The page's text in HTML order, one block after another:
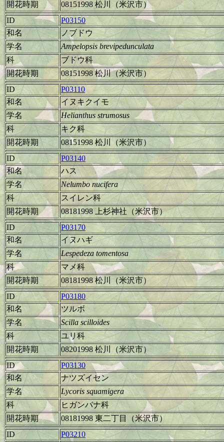
開花時期
08151998 松川（米沢市）
ID
P03150
和名
ノブドウ
学名
Ampelopsis brevipedunculata
科
ブドウ科
開花時期
08151998 松川（米沢市）
ID
P03110
和名
イヌキクイモ
学名
Helianthus strumosus
科
キク科
開花時期
08151998 松川（米沢市）
ID
P03140
和名
ハス
学名
Nelumbo nucifera
科
スイレン科
開花時期
08181998 上杉神社（米沢市）
ID
P03170
和名
イヌハギ
学名
Lespedeza tomentosa
科
マメ科
開花時期
08181998 松川（米沢市）
ID
P03180
和名
ツルボ
学名
Scilla scilloides
科
ユリ科
開花時期
08201998 松川（米沢市）
ID
P03130
和名
ナツズイセン
学名
Lycoris squamigera
科
ヒガンバナ科
開花時期
08181998 東二丁目（米沢市）
ID
P03210